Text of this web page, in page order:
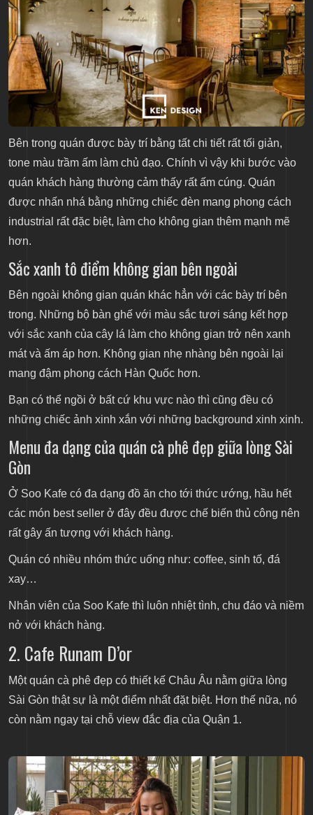
Giới thiệu về COMA Coffee
Không gian tối giản của COMA Coffee
Tổng kết
Bên trong quán được bày trí bằng tất chi tiết rất tối giản,
tone màu trầm ấm làm chủ đạo. Chính vì vậy khi bước vào
quán khách hàng thường cảm thấy rất ấm cúng. Quán
được nhấn nhá bằng những chiếc đèn mang phong cách
industrial rất đặc biệt, làm cho không gian thêm mạnh mẽ
hơn.
Sắc xanh tô điểm không gian bên ngoài
Bên ngoài không gian quán khác hẳn với các bày trí bên
trong. Những bộ bàn ghế với màu sắc tươi sáng kết hợp
với sắc xanh của cây lá làm cho không gian trở nên xanh
mát và ấm áp hơn. Không gian nhẹ nhàng bên ngoài lại
mang đậm phong cách Hàn Quốc hơn.
Bạn có thể ngồi ở bất cứ khu vực nào thì cũng đều có
những chiếc ảnh xinh xắn với những background xinh xinh.
Menu đa dạng của quán cà phê đẹp giữa lòng Sài
Gòn
Ở Soo Kafe có đa dạng đồ ăn cho tới thức ướng, hầu hết
các món best seller ở đây đều được chế biến thủ công nên
rất gây ấn tượng với khách hàng.
Quán có nhiều nhóm thức uống như: coffee, sinh tố, đá
xay…
Nhân viên của Soo Kafe thì luôn nhiệt tình, chu đáo và niềm
nở với khách hàng.
2. Cafe Runam D’or
Mộtquán cà phê đẹp có thiết kế Châu Âu nằm giữa lòng
Sài Gòn thật sự là một điểm nhất đặt biệt. Hơn thế nữa, nó
còn nằm ngay tại chỗ view đắc địa của Quận 1.